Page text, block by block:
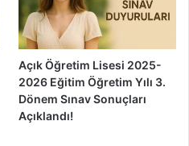
Açık Öğretim Lisesi 2025-
2026 Eğitim Öğretim Yılı 3.
Dönem Sınav Sonuçları
Açıklandı!